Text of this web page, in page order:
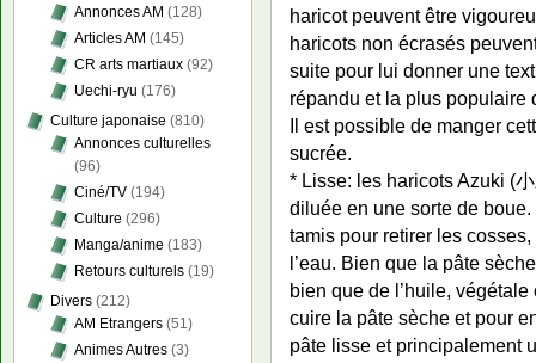
haricot peuvent être
haricots non écrasés
suite pour lui donner une
répandu et la plus populaire
Il est possible de manger
sucrée.
* Lisse: les haricots Azuki (
diluée en une sorte de
tamis pour retirer les
l’eau. Bien que la pâte
bien que de l’huile,
cuire la pâte sèche et pour
pâte lisse et principalement
Annonces AM (128)
Articles AM (145)
CR arts martiaux (92)
Uechi-ryu (176)
Culture japonaise (810)
Annonces culturelles
(96)
Ciné/TV (194)
Culture (296)
Manga/anime (183)
Retours culturels (19)
Divers (212)
AM Etrangers (51)
Animes Autres (3)